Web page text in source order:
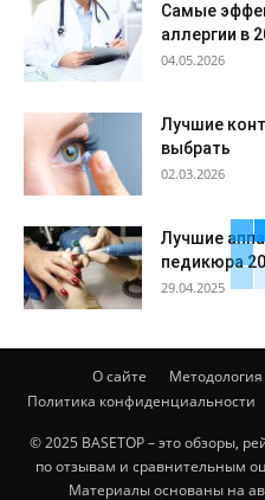
Самые
аллергии в
04.05.2026
Лучшие
выбрать
02.03.2026
Лучшие
педикюра
29.04.2025
О сайте Методология
Политика конфиденциальности
© 2025 BASETOP – это обзоры,
по отзывам и сравнительным
Материалы основаны на